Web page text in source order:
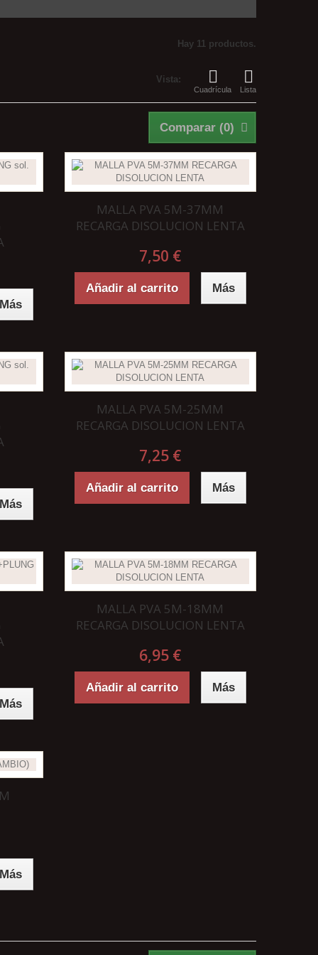
Hay 11 productos.
Vista:
Cuadrícula Lista
Comparar (0)
Más
MALLA PVA 5M-37MM
RECARGA DISOLUCION LENTA
7,50 €
Añadir al carrito Más
Más
MALLA PVA 5M-25MM
RECARGA DISOLUCION LENTA
7,25 €
Añadir al carrito Más
Más
MALLA PVA 5M-18MM
RECARGA DISOLUCION LENTA
6,95 €
Añadir al carrito Más
Más